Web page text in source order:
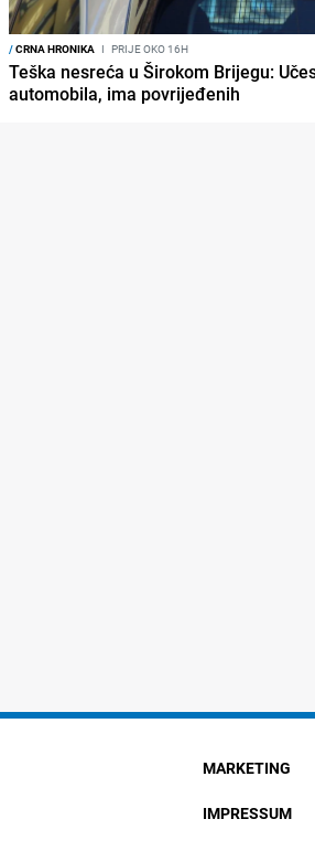
/CRNA HRONIKA I PRIJE OKO 16H
Teška nesreća u Širokom Brijegu:
automobila, ima povrijeđenih
MARKETING
IMPRESSUM